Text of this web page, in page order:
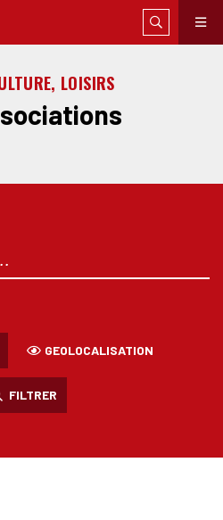
LOISIRS
GEOLOCALISATION
FILTRER